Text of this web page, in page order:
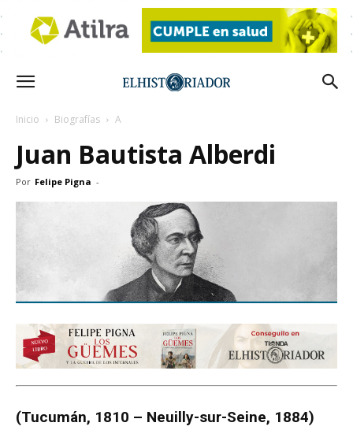
Inicio Biografías A
Juan Bautista Alberdi
Por Felipe Pigna -
(Tucumán, 1810 – Neuilly-sur-Seine, 1884)